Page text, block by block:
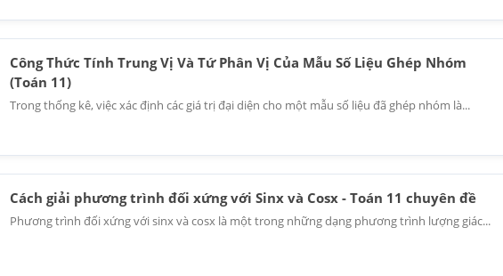
Công Thức Tính Trung Vị Và Tứ Phân Vị Của Mẫu Số Liệu Ghép Nhóm
(Toán 11)
Trong thống kê, việc xác định các giá trị đại diện cho một mẫu số liệu đã ghép nhóm là...
Cách giải phương trình đối xứng với Sinx và Cosx - Toán 11 chuyên đề
Phương trình đối xứng với sinx và cosx là một trong những dạng phương trình lượng giác...